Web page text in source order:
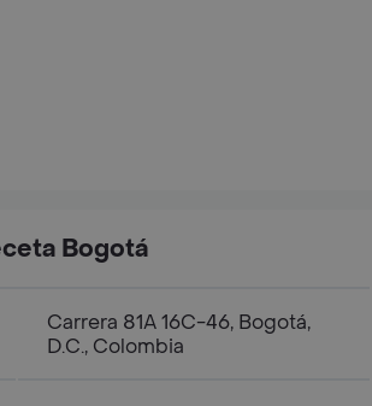
Bogotá
Carrera 81A 16C-46, Bogotá,
D.C., Colombia